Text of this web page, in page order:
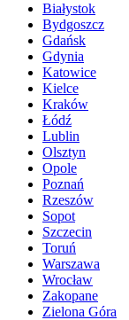
Białystok
Bydgoszcz
Gdańsk
Gdynia
Katowice
Kielce
Kraków
Łódź
Lublin
Olsztyn
Opole
Poznań
Rzeszów
Sopot
Szczecin
Toruń
Warszawa
Wrocław
Zakopane
Zielona Góra